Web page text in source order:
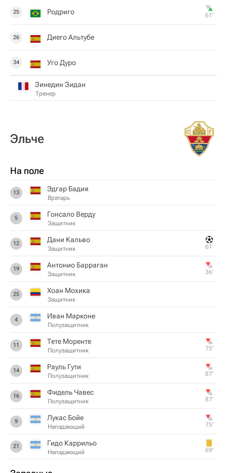
25 Родриго 61‎’‎
26 Диего Альтубе
34 Уго Дуро
Зинедин Зидан
Тренер
Эльче
На поле
13 Эдгар Бадия
Вратарь
5 Гонсало Верду
Защитник
12 Дани Кальво
Защитник 61‎’‎
19 Антонио Барраган
Защитник 36‎’‎
25 Хоан Мохика
Защитник
4 Иван Марконе
Полузащитник
11 Тете Моренте
Полузащитник 75‎’‎
14 Рауль Гути
Полузащитник 87‎’‎
16 Фидель Чавес
Полузащитник 87‎’‎
9 Лукас Бойе
Нападающий 75‎’‎
21 Гидо Каррильо
Нападающий 69‎’‎